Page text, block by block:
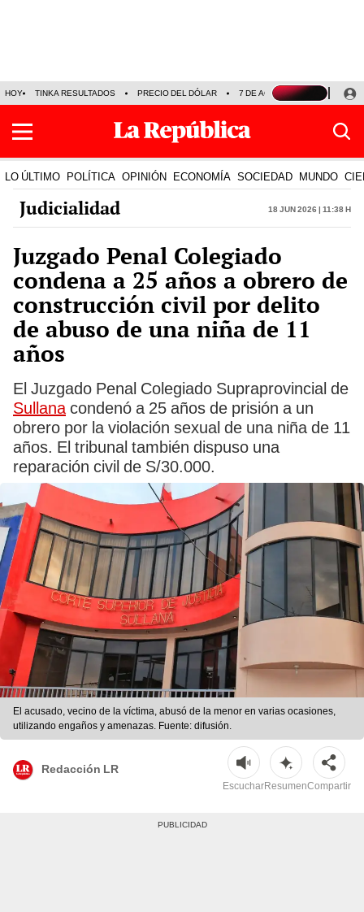
HOY TINKA RESULTADOS PRECIO DEL DÓLAR 7 DE AGOSTO OLLANTA
LO ÚLTIMO POLÍTICA OPINIÓN ECONOMÍA SOCIEDAD MUNDO
Judicialidad 18 Jun 2026 | 11:38 h
Juzgado Penal Colegiado
condena a 25 años a obrero de
construcción civil por delito
de abuso de una niña de 11
años
El Juzgado Penal Colegiado Supraprovincial de
Sullanacondenó a 25 años de prisión a un
obrero por la violación sexual de una niña de 11
años. El tribunal también dispuso una
reparación civil de S/30.000.
El acusado, vecino de la víctima, abusó de la menor en varias ocasiones,
utilizando engaños y amenazas. Fuente: difusión.
Redacción LR
EscucharResumenCompartir